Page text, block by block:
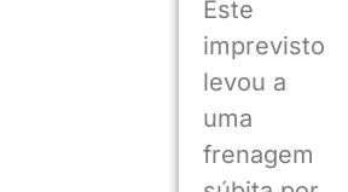
Este
imprevisto
levou a
uma
frenagem